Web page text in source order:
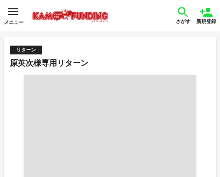
メニュー さがす 新規登録
リターン
原英次様専用リターン